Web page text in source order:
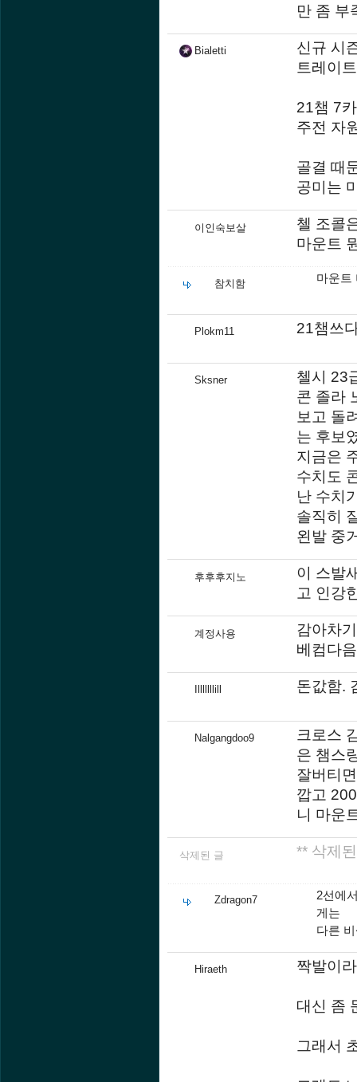
만 좀 부
Bialetti
신규 시
트레이
21챔 7
주전 자
골결 때
공미는
이인숙보살
첼 조콜
마운트
참치함 마운트
Plokm11 21챔쓰
Sksner
첼시 23
콘 졸라
보고 돌
는 후보
지금은
수치도
난 수치
솔직히
왼발 중
후후후지노
이 스발
고 인강
계정사용
감아차
베컴다
Illlllllill 돈값함.
Nalgangdoo9
크로스
은 챔스
잘버티
깝고
니 마운
삭제된 글 ** 삭제
Zdragon7
2선에
게는
다른
Hiraeth 짝발이
대신 좀
그래서